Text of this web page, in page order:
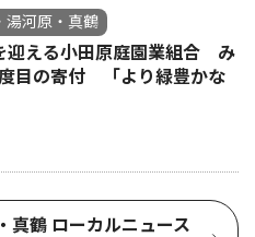
湯河原・真鶴
迎える小田原庭園業組合 み
目の寄付 「より緑豊かな
真鶴 ローカルニュース